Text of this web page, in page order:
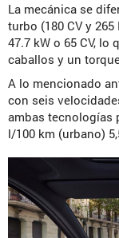
La mecánica se
turbo (180 CV y
47.7 kW o 65 CV,
caballos y un
A lo mencionado
con seis
ambas tecnologías
l/100 km (urbano)